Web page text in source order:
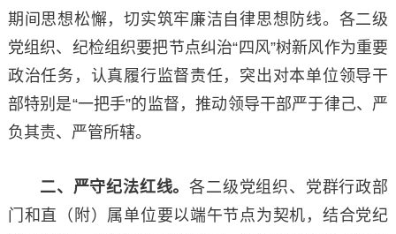
期间思想松懈，切实筑牢廉洁自律思想防线。各二级
党组织、纪检组织要把节点纠治“四风”树新风作为重要
政治任务，认真履行监督责任，突出对本单位领导干
部特别是“一把手”的监督，推动领导干部严于律己、严
负其责、严管所辖。
二、严守纪法红线。各二级党组织、党群行政部
门和直（附）属单位要以端午节点为契机，结合党纪